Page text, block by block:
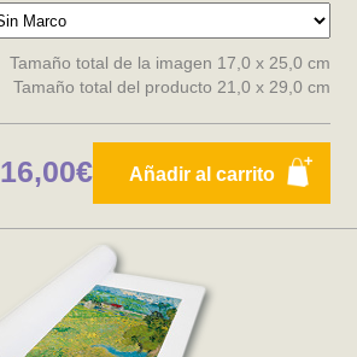
Tamaño total de la imagen 17,0 x 25,0 cm
Tamaño total del producto 21,0 x 29,0 cm
Añadir al carrito
16,00€